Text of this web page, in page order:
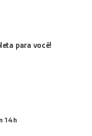
para você!
14h